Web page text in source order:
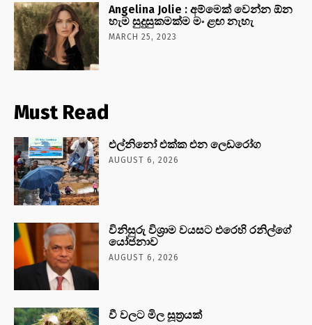
Angelina Jolie : අම්මෙක් වෙන්න ඕන
හැම සුදුසුකමක්ම මං ළඟ නැහැ
MARCH 25, 2023
Must Read
එල්නිනෝ එක්ක එන ලෙඩරෝග
AUGUST 6, 2026
විනිසුරු විශ්‍රාම වයසට එරෙහි රනිල්ගේ
යෝජනාව
AUGUST 6, 2026
වී වලට මිල සූත්‍රයක්